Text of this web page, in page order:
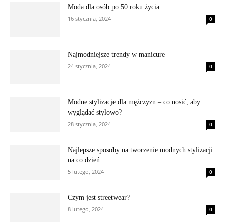
Moda dla osób po 50 roku życia
16 stycznia, 2024
0
Najmodniejsze trendy w manicure
24 stycznia, 2024
0
Modne stylizacje dla mężczyzn – co nosić, aby
wyglądać stylowo?
28 stycznia, 2024
0
Najlepsze sposoby na tworzenie modnych stylizacji
na co dzień
5 lutego, 2024
0
Czym jest streetwear?
8 lutego, 2024
0